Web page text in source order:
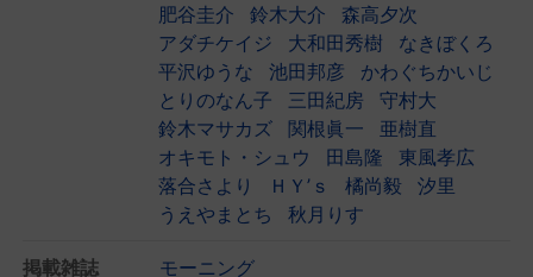
肥谷圭介
鈴木大介
森高夕次
アダチケイジ
大和田秀樹
なきぼくろ
平沢ゆうな
池田邦彦
かわぐちかいじ
とりのなん子
三田紀房
守村大
鈴木マサカズ
関根眞一
亜樹直
オキモト・シュウ
田島隆
東風孝広
落合さより
ＨＹ’ｓ 橘尚毅
汐里
うえやまとち
秋月りす
掲載雑誌 モーニング